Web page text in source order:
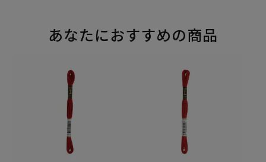
あなたにおすすめの商品